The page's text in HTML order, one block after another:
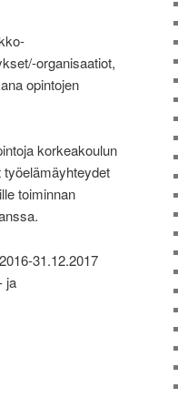
organisaatiot,
opintojen
korkeakoulun
toiminnan
31.12.2017
ja